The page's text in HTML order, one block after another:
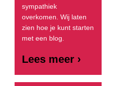
sympathiek
overkomen. Wij laten
zien hoe je kunt starten
met een blog.
Lees meer ›